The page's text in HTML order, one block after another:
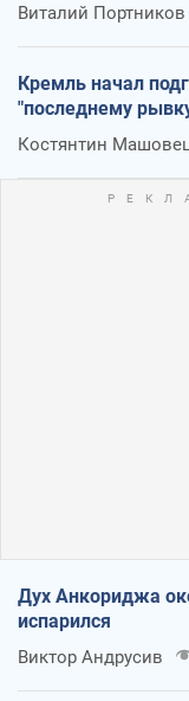
Виталий Портников
Кремль начал
"последнему
Костянтин
Дух Анкориджа
испарился
Виктор Андрусив